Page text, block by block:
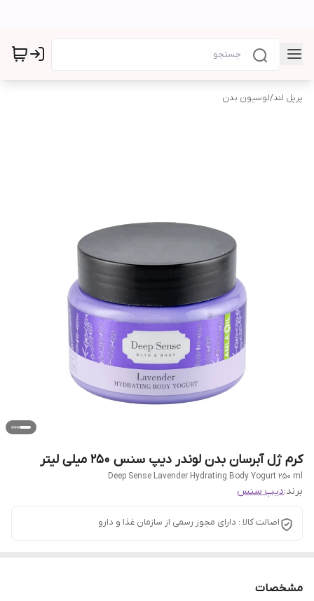
پرپل لند/لوسیون بدن
کرم ژل آبرسان بدن لوندر دیپ سنس 250 میلی لیتر
Deep Sense Lavender Hydrating Body Yogurt 250 ml
برند:دیپ سنس
اصالت کالا : دارای مجوز رسمی از سازمان غذا و دارو
مشخصات